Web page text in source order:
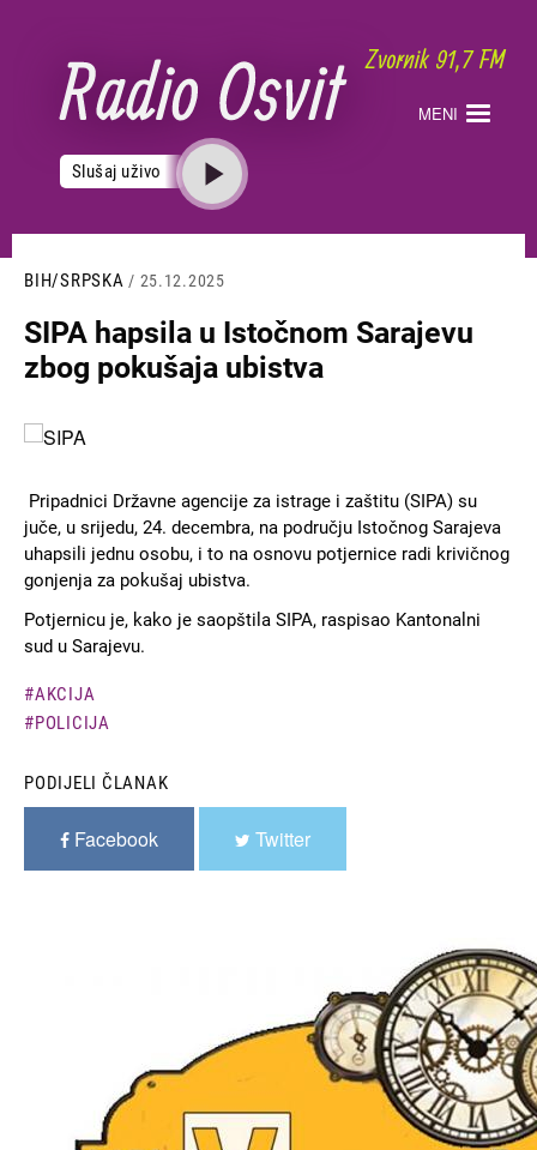
sadržaj
MENI
Slušaj uživo
BIH/SRPSKA / 25.12.2025
SIPA hapsila u Istočnom Sarajevu
zbog pokušaja ubistva
Slika
Pripadnici Državne agencije za istrage i zaštitu (SIPA) su
juče, u srijedu, 24. decembra, na području Istočnog Sarajeva
uhapsili jednu osobu, i to na osnovu potjernice radi krivičnog
gonjenja za pokušaj ubistva.
Potjernicu je, kako je saopštila SIPA, raspisao Kantonalni
sud u Sarajevu.
AKCIJA
POLICIJA
PODIJELI ČLANAK
Facebook Twitter